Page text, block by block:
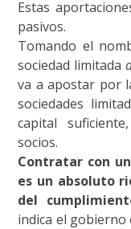
Estas
pasivos.
Tomando el
sociedad limitada
va a apostar por
sociedades
capital
socios.
Contratar con
es un absoluto
del
indica el